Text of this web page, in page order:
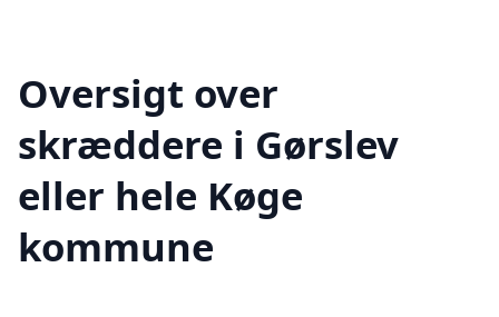
Oversigt over
skræddere i Gørslev
eller hele Køge
kommune